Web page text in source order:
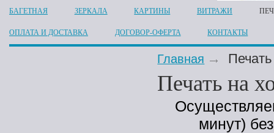
БАГЕТНАЯ ЗЕРКАЛА КАРТИНЫ ВИТРАЖИ
ОПЛАТА И ДОСТАВКА ДОГОВОР-ОФЕРТА КОНТАКТЫ
Главная
Печать на
минут)